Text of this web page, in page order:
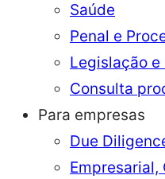
Saúde
Penal e
Legislação e
Consulta
Para empresas
Due
Empresarial,